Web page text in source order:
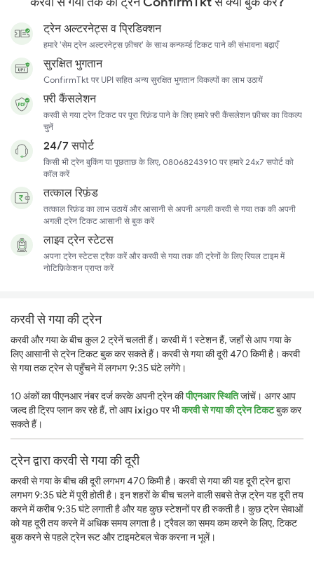
ट्रेन अल्टरनेट्स व प्रिडिक्शन
हमारे 'सेम ट्रेन अल्टरनेट्स फ़ीचर' के साथ कन्फर्म्ड टिकट पाने की संभावना बढ़ाएँ
सुरक्षित भुगतान
ConfirmTkt पर UPI सहित अन्य सुरक्षित भुगतान विकल्पों का लाभ उठायें
फ़्री कैंसलेशन
करवी से गया ट्रेन टिकट पर पूरा रिफ़ंड पाने के लिए हमारे फ़्री कैंसलेशन फ़ीचर का विकल्प
चुनें
24/7 सपोर्ट
किसी भी ट्रेन बुकिंग या पूछताछ के लिए, 08068243910 पर हमारे 24x7 सपोर्ट को
कॉल करें
तत्काल रिफ़ंड
तत्काल रिफ़ंड का लाभ उठायें और आसानी से अपनी अगली करवी से गया तक की अपनी
अगली ट्रेन टिकट आसानी से बुक करें
लाइव ट्रेन स्टेटस
अपना ट्रेन स्टेटस ट्रैक करें और करवी से गया तक की ट्रेनों के लिए रियल टाइम में
नोटिफ़िकेशन प्राप्त करें
करवी से गया की ट्रेन
करवी और गया के बीच कुल 2 ट्रेनें चलती हैं। करवी में 1 स्टेशन हैं, जहाँ से आप गया के
लिए आसानी से ट्रेन टिकट बुक कर सकते हैं। करवी से गया की दूरी 470 किमी है। करवी
से गया तक ट्रेन से पहुँचने में लगभग 9:35 घंटे लगेंगे।
10 अंकों का पीएनआर नंबर दर्ज करके अपनी ट्रेन कीपीएनआर स्थितिजांचें। अगर आप
जल्द ही ट्रिप प्लान कर रहे हैं, तो आपixigoपर भीकरवी से गया की ट्रेन टिकटबुक कर
सकते हैं।
ट्रेन द्वारा करवी से गया की दूरी
करवी से गया के बीच की दूरी लगभग 470 किमी है। करवी से गया की यह दूरी ट्रेन द्वारा
लगभग 9:35 घंटे में पूरी होती है। इन शहरों के बीच चलने वाली सबसे तेज़ ट्रेन यह दूरी तय
करने में करीब 9:35 घंटे लगाती है और यह कुछ स्टेशनों पर ही रुकती है। कुछ ट्रेन सेवाओं
को यह दूरी तय करने में अधिक समय लगता है। ट्रैवल का समय कम करने के लिए, टिकट
बुक करने से पहले ट्रेन रूट और टाइमटेबल चेक करना न भूलें।